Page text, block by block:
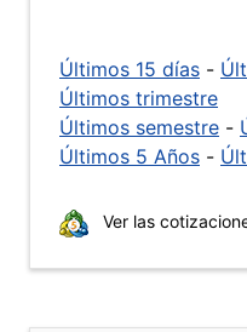
Últimos 15 días -
Últimos trimestre
Últimos semestre -
Últimos 5 Años -
Ver las